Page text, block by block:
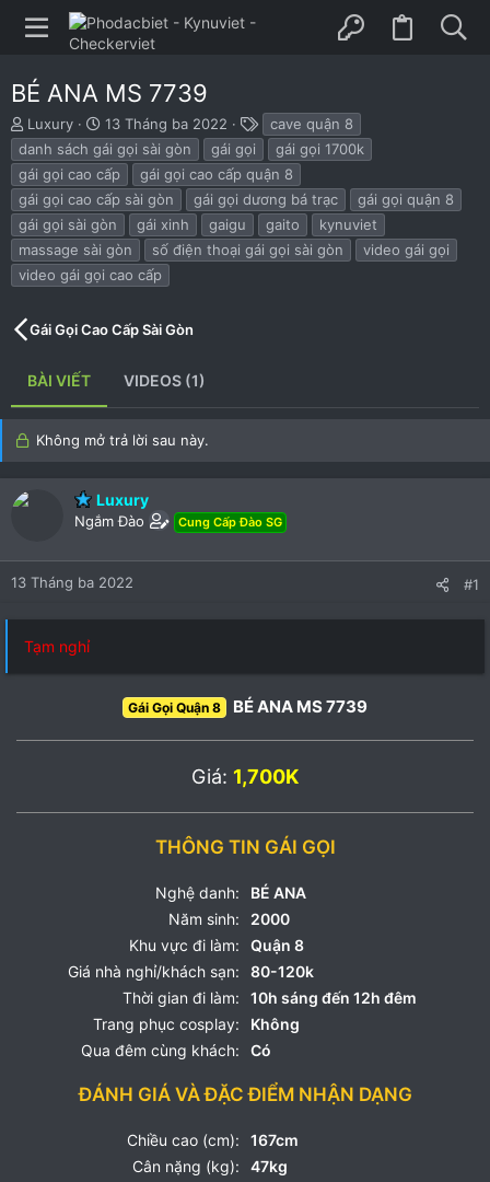
BÉ ANA MS 7739
B
ắ
t
đ
ầ
u
Luxury
N
g
à
y
b
ắ
t
đ
ầ
13 Tháng ba 2022
h
ẻ
cave quận 8
danh sách gái gọi sài gòn
gái gọi
gái gọi 1700k
gái gọi cao cấp
gái gọi cao cấp quận 8
gái gọi cao cấp sài gòn
gái gọi dương bá trạc
gái gọi quận 8
gái gọi sài gòn
gái xinh gaigu gaito
kynuviet
massage sài gòn
số điện thoại gái gọi sài gòn
video gái gọi
video gái gọi cao cấp
Gái Gọi Cao Cấp Sài Gòn
BÀI VIẾT VIDEOS (1)
Không mở trả lời sau này.
Luxury
Ngắm Đào Cung Cấp Đào SG
13 Tháng ba 2022 #1
Tạm nghỉ
Gái Gọi Quận 8 BÉ ANA MS 7739
Giá: 1,700K
THÔNG TIN GÁI GỌI
Nghệ danh:
BÉ ANA
Năm sinh:
2000
Khu vực đi làm:
Quận 8
Giá nhà nghỉ/khách sạn:
80-120k
Thời gian đi làm:
10h sáng đến 12h đêm
Trang phục cosplay:
Không
Qua đêm cùng khách:
Có
ĐÁNH GIÁ VÀ ĐẶC ĐIỂM NHẬN DẠNG
Chiều cao (cm):
167cm
Cân nặng (kg):
47kg